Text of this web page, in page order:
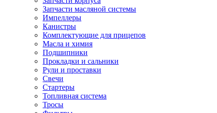
Запчасти масляной системы
Импеллеры
Канистры
Комплектующие для прицепов
Масла и химия
Подшипники
Прокладки и сальники
Рули и проставки
Свечи
Стартеры
Топливная система
Тросы